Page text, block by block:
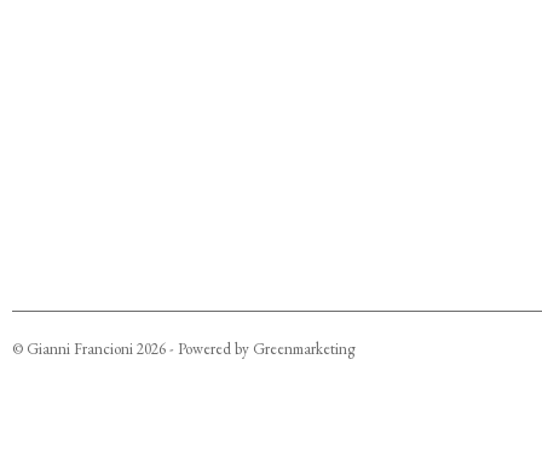
© Gianni Francioni2026- Powered by Greenmarketing